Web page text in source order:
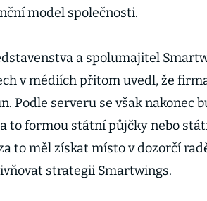
model společnosti.
a spolumajitel
v médiích přitom uvedl, že
Podle serveru se však nakonec
to formou státní půjčky nebo
to měl získat místo v dozorčí
strategii Smartwings.